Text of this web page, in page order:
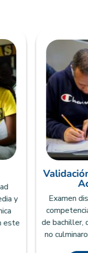
y
este
Examen
de bachiller,
no